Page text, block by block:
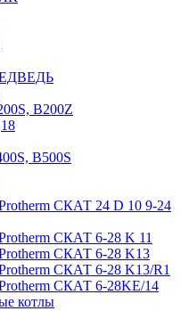
B200Z
B500S
СКАТ 24 D 10 9-24
СКАТ 6-28 K 11
СКАТ 6-28 K13
СКАТ 6-28 K13/R1
СКАТ 6-28KE/14
котлы